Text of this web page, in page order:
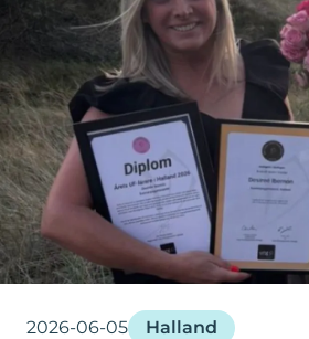
2026-06-05 Halland